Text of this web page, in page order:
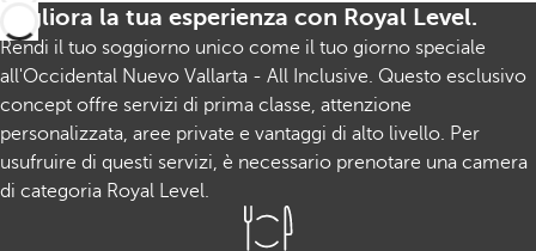
Migliora la tua esperienza con Royal Level.
Rendi il tuo soggiorno unico come il tuo giorno speciale
all'Occidental Nuevo Vallarta - All Inclusive. Questo esclusivo
concept offre servizi di prima classe, attenzione
personalizzata, aree private e vantaggi di alto livello. Per
usufruire di questi servizi, è necessario prenotare una camera
di categoria Royal Level.